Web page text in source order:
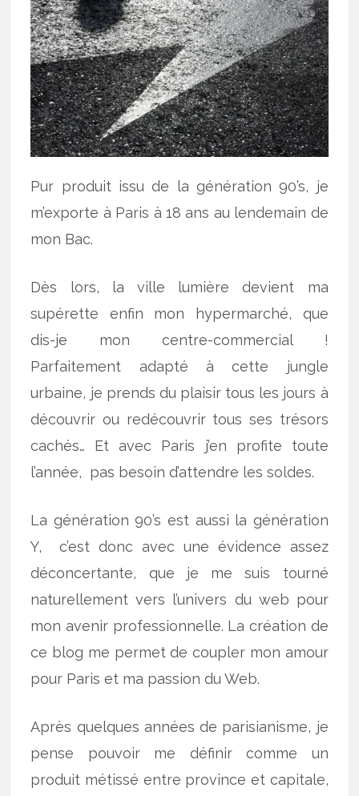
Pur produit issu de la génération 90’s, je
m’exporte à Paris à 18 ans au lendemain de
mon Bac.
Dès lors, la ville lumière devient ma
supérette enfin mon hypermarché, que
dis-je mon centre-commercial !
Parfaitement adapté à cette jungle
urbaine, je prends du plaisir tous les jours à
découvrir ou redécouvrir tous ses trésors
cachés… Et avec Paris j’en profite toute
l’année, pas besoin d’attendre les soldes.
La génération 90’s est aussi la génération
Y, c’est donc avec une évidence assez
déconcertante, que je me suis tourné
naturellement vers l’univers du web pour
mon avenir professionnelle. La création de
ce blog me permet de coupler mon amour
pour Paris et ma passion du Web.
Après quelques années de parisianisme, je
pense pouvoir me définir comme un
produit métissé entre province et capitale,